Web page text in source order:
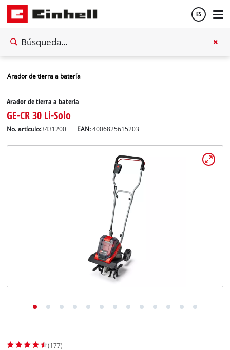
ES
Arador de tierra a batería
Arador de tierra a batería
GE-CR 30 Li-Solo
No. artículo:3431200 EAN:4006825615203
(177)